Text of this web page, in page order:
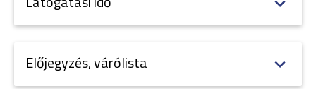
Előjegyzés, várólista